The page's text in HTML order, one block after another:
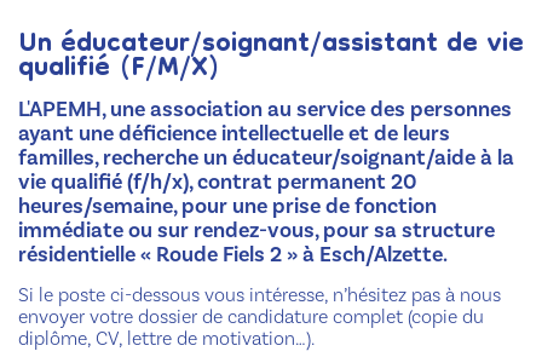
Un éducateur/soignant/assistant de vie
qualifié (F/M/X)
L'APEMH, une association au service des personnes
ayant une déficience intellectuelle et de leurs
familles, recherche un éducateur/soignant/aide à la
vie qualifié (f/h/x), contrat permanent 20
heures/semaine, pour une prise de fonction
immédiate ou sur rendez-vous, pour sa structure
résidentielle « Roude Fiels 2 » à Esch/Alzette.
Si le poste ci-dessous vous intéresse, n’hésitez pas à nous
envoyer votre dossier de candidature complet (copie du
diplôme, CV, lettre de motivation…).